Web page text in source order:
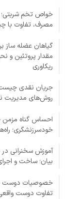
خواص تخم شربتی؛
مصرف، تفاوت با
گیاهان عضله ساز
مقدار پروتئین و
ریکاوری
جریان نقدی
روش‌های مدیریت
احساس گناه مزمن
خودسرزنشگری؛
آموزش سخنرانی
بیان؛ ساخت و اجرای
خصوصیات دوست
تفاوت دوست